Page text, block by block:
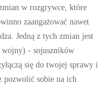
w rozgrywce, które
zaangażować nawet
Jedną z tych zmian jest
wojny) - sojuszników
się do twojej sprawy i
pozwolić sobie na ich